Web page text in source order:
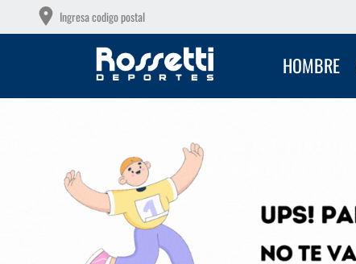
Ingresa codigo postal
SIN INTERÉS CON TU DEBITO
HOMBRE